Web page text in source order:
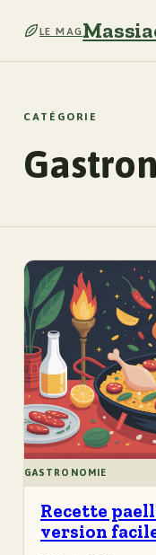
LE MAG
CATÉGORIE
GASTRONOMIE
Recette
version